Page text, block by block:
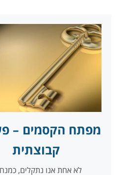
מפתח הקסמים –
קבוצתית
לא אחת אנו נתקלים,